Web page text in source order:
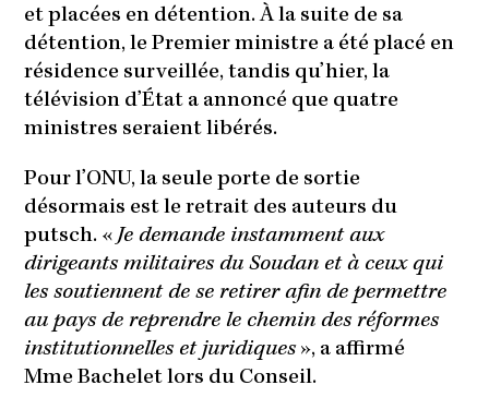
et placées en détention. À la suite de sa
détention, le Premier ministre a été placé en
résidence surveillée, tandis qu’hier, la
télévision d’État a annoncé que quatre
ministres seraient libérés.
Pour l’ONU, la seule porte de sortie
désormais est le retrait des auteurs du
putsch. « Je demande instamment aux
dirigeants militaires du Soudan et à ceux qui
les soutiennent de se retirer afin de permettre
au pays de reprendre le chemin des réformes
institutionnelles et juridiques», a affirmé
Mme Bachelet lors du Conseil.